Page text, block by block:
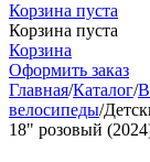
Корзина пуста
Корзина пуста
Корзина
Оформить заказ
Главная/Каталог/
велосипеды/
18" розовый